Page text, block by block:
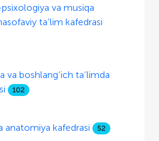
va musiqa
ta’lim kafedrasi
va boshlang‘ich ta’limda
102
anatomiya kafedrasi 52